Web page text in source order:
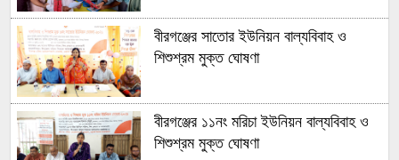
বীরগঞ্জের সাতোর ইউনিয়ন বাল্যবিবাহ ও
শিশুশ্রম মুক্ত ঘোষণা
বীরগঞ্জের ১১নং মরিচা ইউনিয়ন বাল্যবিবাহ ও
শিশুশ্রম মুক্ত ঘোষণা